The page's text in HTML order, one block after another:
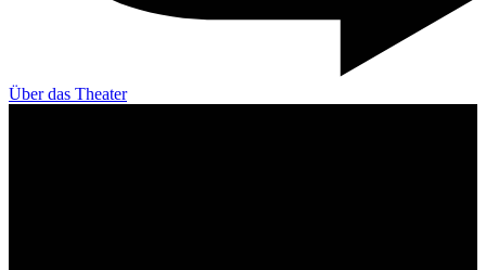
Über das Theater